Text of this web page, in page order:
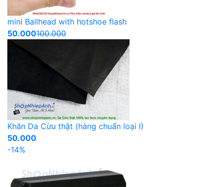
mini Ballhead with hotshoe flash
50.000100.000
Khăn Da Cừu thật (hàng chuẩn loại I)
50.000
-14%